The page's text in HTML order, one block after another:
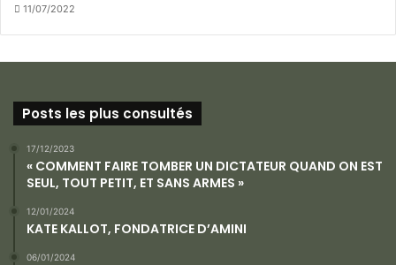
11/07/2022
Posts les plus consultés
17/12/2023
« COMMENT FAIRE TOMBER UN DICTATEUR QUAND ON EST
SEUL, TOUT PETIT, ET SANS ARMES »
12/01/2024
KATE KALLOT, FONDATRICE D’AMINI
06/01/2024